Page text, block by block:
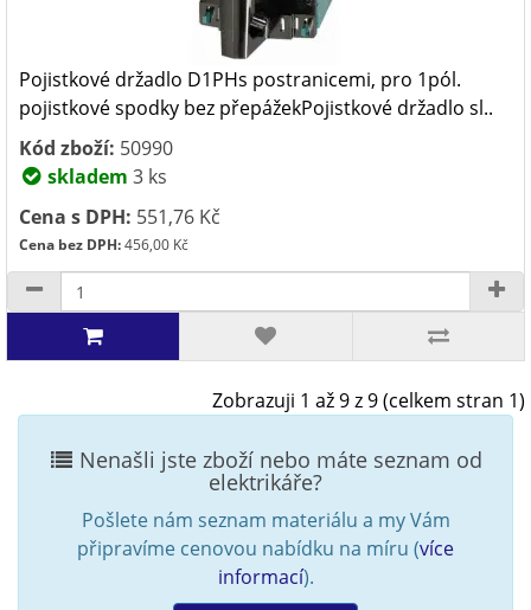
Pojistkové držadlo D1PHs postranicemi, pro 1pól.
pojistkové spodky bez přepážekPojistkové držadlo sl..
Kód zboží: 50990
skladem 3 ks
Cena s DPH: 551,76 Kč
Cena bez DPH:456,00 Kč
Zobrazuji 1 až 9 z 9 (celkem stran 1)
Nenašli jste zboží nebo máte seznam od
elektrikáře?
Pošlete nám seznam materiálu a my Vám
připravíme cenovou nabídku na míru (více
informací).